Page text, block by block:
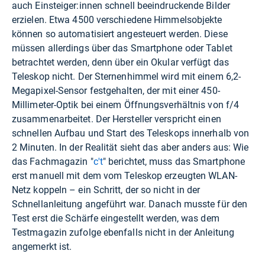
auch Einsteiger:innen schnell beeindruckende Bilder
erzielen. Etwa 4500 verschiedene Himmelsobjekte
können so automatisiert angesteuert werden. Diese
müssen allerdings über das Smartphone oder Tablet
betrachtet werden, denn über ein Okular verfügt das
Teleskop nicht. Der Sternenhimmel wird mit einem 6,2-
Megapixel-Sensor festgehalten, der mit einer 450-
Millimeter-Optik bei einem Öffnungsverhältnis von f/4
zusammenarbeitet. Der Hersteller verspricht einen
schnellen Aufbau und Start des Teleskops innerhalb von
2 Minuten. In der Realität sieht das aber anders aus: Wie
das Fachmagazin "c't" berichtet, muss das Smartphone
erst manuell mit dem vom Teleskop erzeugten WLAN-
Netz koppeln – ein Schritt, der so nicht in der
Schnellanleitung angeführt war. Danach musste für den
Test erst die Schärfe eingestellt werden, was dem
Testmagazin zufolge ebenfalls nicht in der Anleitung
angemerkt ist.